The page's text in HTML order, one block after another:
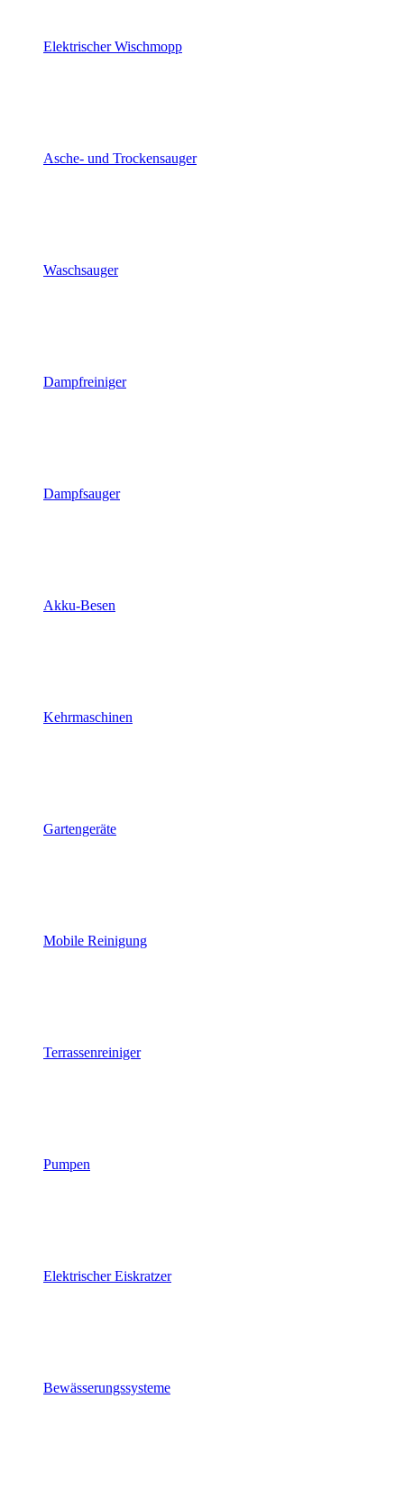
Elektrischer Wischmopp
Asche- und Trockensauger
Waschsauger
Dampfreiniger
Dampfsauger
Akku-Besen
Kehrmaschinen
Gartengeräte
Mobile Reinigung
Terrassenreiniger
Pumpen
Elektrischer Eiskratzer
Bewässerungssysteme